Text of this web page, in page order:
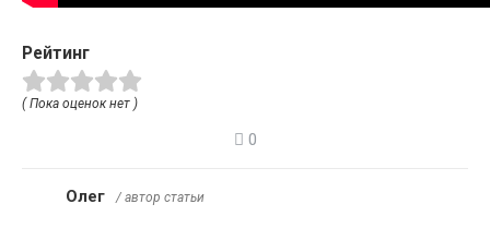
Рейтинг
( Пока оценок нет )
0
Олег / автор статьи